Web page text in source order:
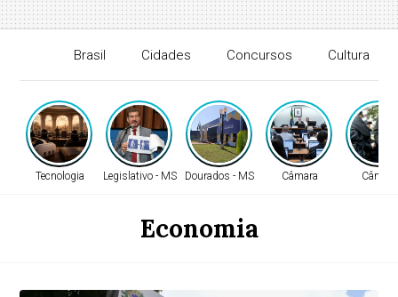
Brasil Cidades Concursos Cultura
Tecnologia Legislativo - MS Dourados - MS Câmara Câmara
Economia